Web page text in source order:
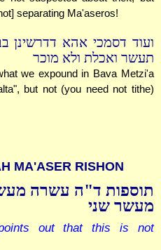
separating Ma'aseros!
ועוד דסמכי אהא
תעשר ואכלת ולא מוכר
we expound in Bava Metzi'a
but not (you need not tithe)
MA'ASER RISHON
תוספות ד"ה עשרה
מעשר שני
out that this is not